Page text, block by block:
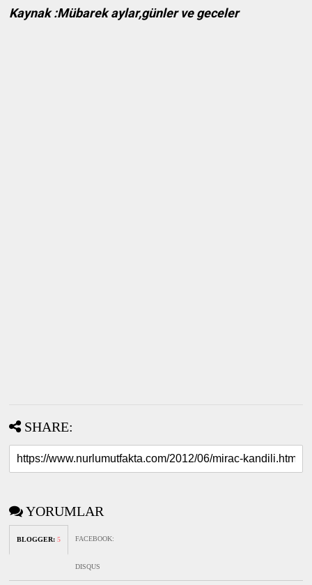
Kaynak :Mübarek aylar,günler ve geceler
SHARE:
YORUMLAR
BLOGGER:5 FACEBOOK:
DISQUS